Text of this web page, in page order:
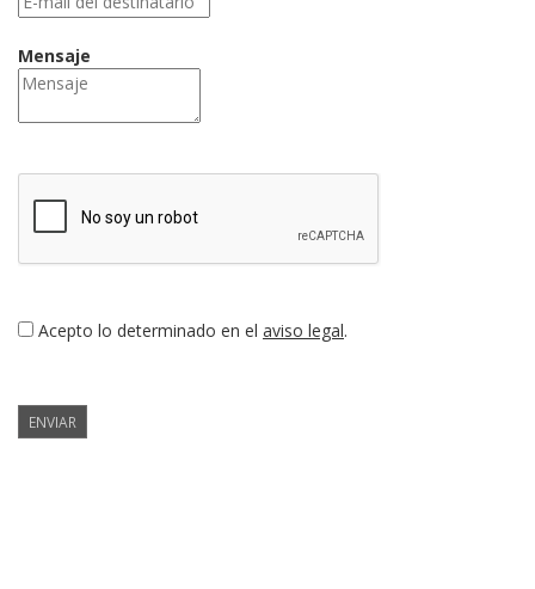
Mensaje
Acepto lo determinado en el aviso legal.
ENVIAR